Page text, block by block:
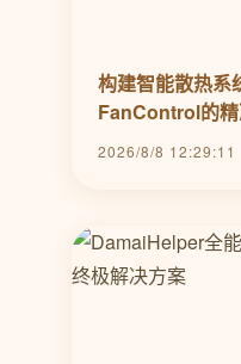
构建智能散热系
FanControl的
2026/8/8 12:29:11